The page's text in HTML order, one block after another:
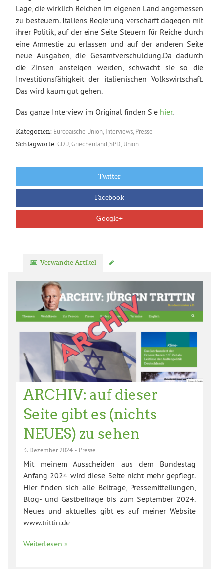
Lage, die wirklich Reichen im eigenen Land angemessen
zu besteuern. Italiens Regierung verschärft dagegen mit
ihrer Politik, auf der eine Seite Steuern für Reiche durch
eine Amnestie zu erlassen und auf der anderen Seite
neue Ausgaben, die Gesamtverschuldung.Da dadurch
die Zinsen ansteigen werden, schwächt sie so die
Investitionsfähigkeit der italienischen Volkswirtschaft.
Das wird kaum gut gehen.
Das ganze Interview im Original finden Sie hier.
Kategorien: Europäische Union, Interviews, Presse
Schlagworte: CDU Griechenland SPD Union
Twitter
Facebook
Google+
Verwandte Artikel
ARCHIV: auf dieser
Seite gibt es (nichts
NEUES) zu sehen
3. Dezember 2024 • Presse
Mit meinem Ausscheiden aus dem Bundestag
Anfang 2024 wird diese Seite nicht mehr gepflegt.
Hier finden sich alle Beiträge, Pressemitteilungen,
Blog- und Gastbeiträge bis zum September 2024.
Neues und aktuelles gibt es auf meiner Website
www.trittin.de
Weiterlesen »